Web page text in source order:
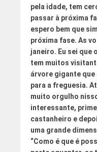
pela idade, tem
passar à próxima
espero bem que
próxima fase. As
janeiro. Eu sei que
tem muitos
árvore gigante
para a freguesia.
muito orgulho
interessante,
castanheiro e
uma grande
“Como é que é